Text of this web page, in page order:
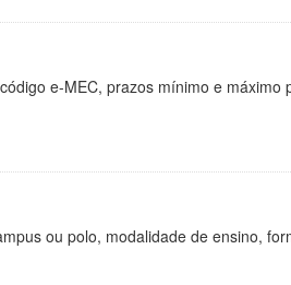
e-MEC, prazos mínimo e máximo
ou polo, modalidade de ensino,